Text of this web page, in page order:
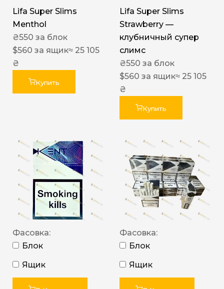
Lifa Super Slims
Menthol
₴550 за блок
$560 за ящик≈ 25 105
₴
Купить
Lifa Super Slims
Strawberry —
клубничный супер
слимс
₴550 за блок
$560 за ящик≈ 25 105
₴
Купить
Фасовка:
Блок
Ящик
Фасовка:
Блок
Ящик